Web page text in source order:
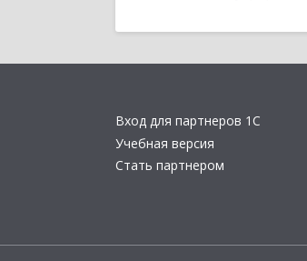
Вход для партнеров 1С
Учебная версия
Стать партнером